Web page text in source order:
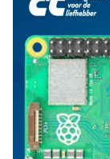
Zoeken